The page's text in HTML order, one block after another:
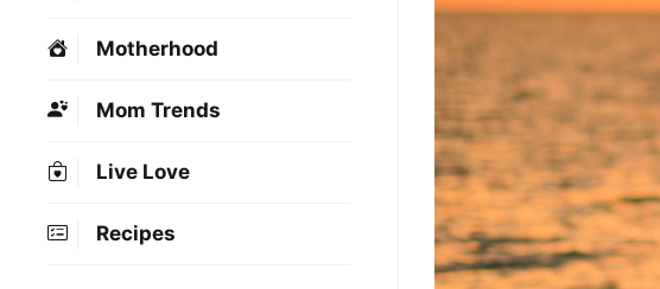
Motherhood
Mom Trends
Live Love
Recipes